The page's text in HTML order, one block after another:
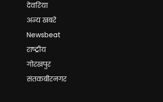
देवरिया
अन्य खबरे
Newsbeat
राष्ट्रीय
गोरखपुर
संतकबीरनगर